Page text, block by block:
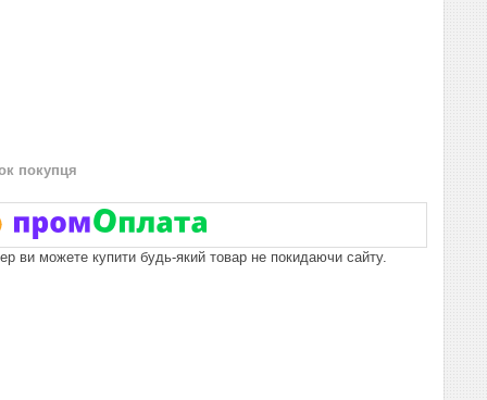
покупця
ви можете купити будь-який товар не покидаючи сайту.